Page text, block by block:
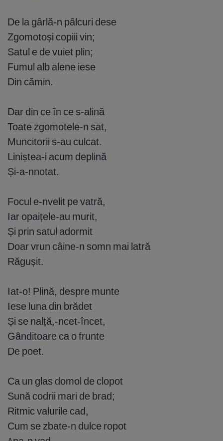
De la gârlă-n pâlcuri dese
Zgomotoși copiii vin;
Satul e de vuiet plin;
Fumul alb alene iese
Din cămin.
Dar din ce în ce s-alină
Toate zgomotele-n sat,
Muncitorii s-au culcat.
Liniștea-i acum deplină
Și-a-nnotat.
Focul e-nvelit pe vatră,
Iar opaițele-au murit,
Și prin satul adormit
Doar vrun câine-n somn mai latră
Răgușit.
Iat-o! Plină, despre munte
Iese luna din brădet
Și se nalță,-ncet-încet,
Gânditoare ca o frunte
De poet.
Ca un glas domol de clopot
Sună codrii mari de brad;
Ritmic valurile cad,
Cum se zbate-n dulce ropot